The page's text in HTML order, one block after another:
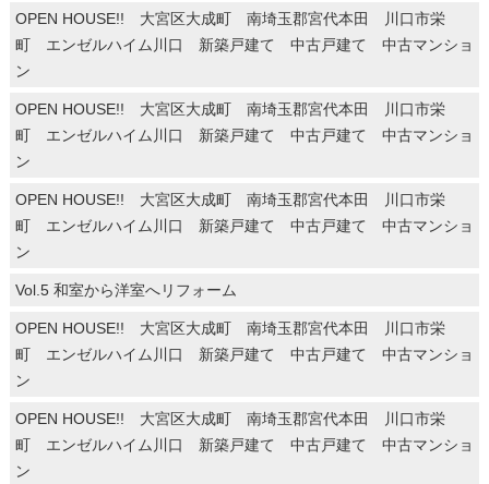
OPEN HOUSE!! 大宮区大成町 南埼玉郡宮代本田 川口市栄
町 エンゼルハイム川口 新築戸建て 中古戸建て 中古マンショ
ン
OPEN HOUSE!! 大宮区大成町 南埼玉郡宮代本田 川口市栄
町 エンゼルハイム川口 新築戸建て 中古戸建て 中古マンショ
ン
OPEN HOUSE!! 大宮区大成町 南埼玉郡宮代本田 川口市栄
町 エンゼルハイム川口 新築戸建て 中古戸建て 中古マンショ
ン
Vol.5 和室から洋室へリフォーム
OPEN HOUSE!! 大宮区大成町 南埼玉郡宮代本田 川口市栄
町 エンゼルハイム川口 新築戸建て 中古戸建て 中古マンショ
ン
OPEN HOUSE!! 大宮区大成町 南埼玉郡宮代本田 川口市栄
町 エンゼルハイム川口 新築戸建て 中古戸建て 中古マンショ
ン